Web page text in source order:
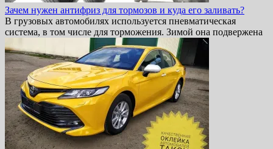
Зачем нужен антифриз для тормозов и куда его заливать?
В грузовых автомобилях используется пневматическая
система, в том числе для торможения. Зимой она подвержена